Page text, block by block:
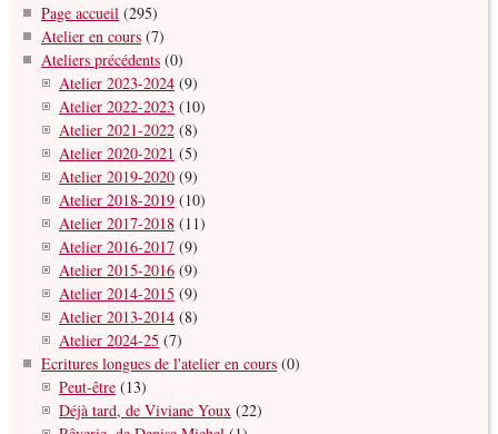
Page accueil (295)
Atelier en cours (7)
Ateliers précédents (0)
Atelier 2023-2024 (9)
Atelier 2022-2023 (10)
Atelier 2021-2022 (8)
Atelier 2020-2021 (5)
Atelier 2019-2020 (9)
Atelier 2018-2019 (10)
Atelier 2017-2018 (11)
Atelier 2016-2017 (9)
Atelier 2015-2016 (9)
Atelier 2014-2015 (9)
Atelier 2013-2014 (8)
Atelier 2024-25 (7)
Ecritures longues de l'atelier en cours (0)
Peut-être (13)
Déjà tard, de Viviane Youx (22)